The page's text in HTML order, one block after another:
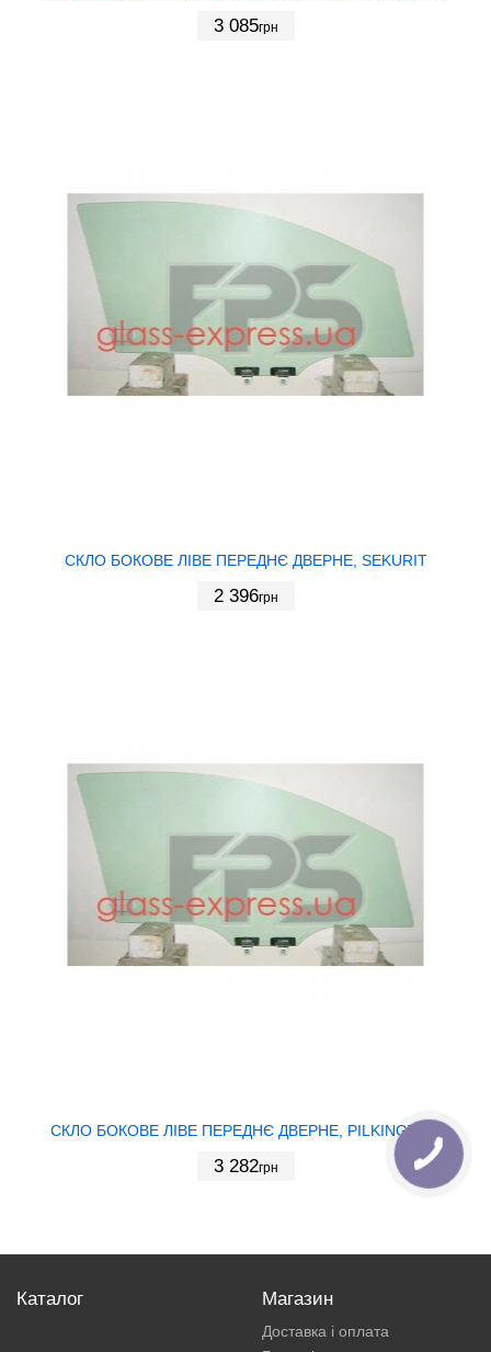
3 085грн
СКЛО БОКОВЕ ЛІВЕ ПЕРЕДНЄ ДВЕРНЕ, SEKURIT
2 396грн
СКЛО БОКОВЕ ЛІВЕ ПЕРЕДНЄ ДВЕРНЕ, PILKINGTON
3 282грн
Каталог Магазин
Доставка і оплата